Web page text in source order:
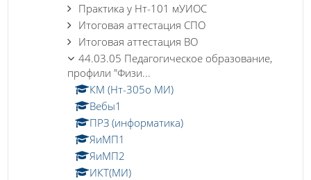
Практика у Нт-101 мУИОС
Итоговая аттестация СПО
Итоговая аттестация ВО
44.03.05 Педагогическое образование,
профили "Физи...
КМ (Нт-305о МИ)
Вебы1
ПРЗ (информатика)
ЯиМП1
ЯиМП2
ИКТ(МИ)